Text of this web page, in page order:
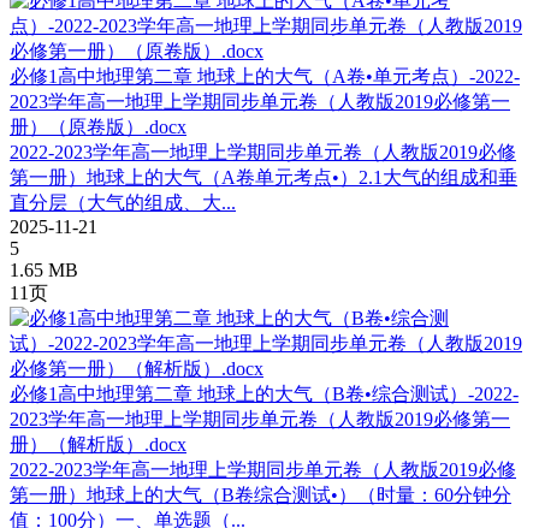
必修1高中地理第二章 地球上的大气（A卷•单元考点）-2022-
2023学年高一地理上学期同步单元卷（人教版2019必修第一
册）（原卷版）.docx
2022-2023学年高一地理上学期同步单元卷（人教版2019必修
第一册）地球上的大气（A卷单元考点•）2.1大气的组成和垂
直分层（大气的组成、大...
2025-11-21
5
1.65 MB
11页
必修1高中地理第二章 地球上的大气（B卷•综合测试）-2022-
2023学年高一地理上学期同步单元卷（人教版2019必修第一
册）（解析版）.docx
2022-2023学年高一地理上学期同步单元卷（人教版2019必修
第一册）地球上的大气（B卷综合测试•）（时量：60分钟分
值：100分）一、单选题（...